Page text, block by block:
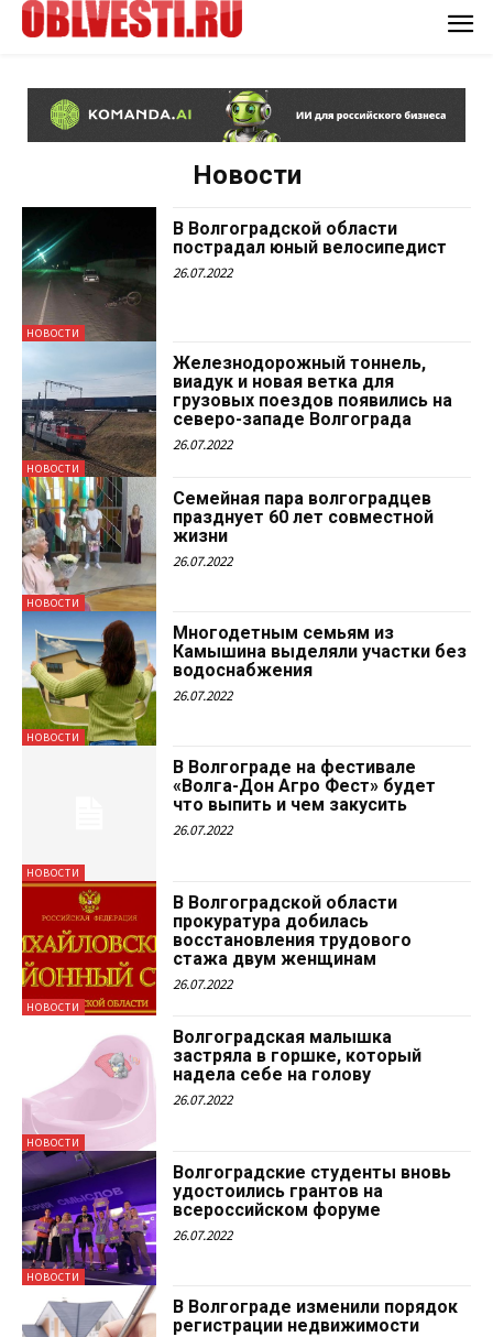
Новости
НОВОСТИ
В Волгоградской области
пострадал юный велосипедист
26.07.2022
НОВОСТИ
Железнодорожный тоннель,
виадук и новая ветка для
грузовых поездов появились на
северо-западе Волгограда
26.07.2022
НОВОСТИ
Семейная пара волгоградцев
празднует 60 лет совместной
жизни
26.07.2022
НОВОСТИ
Многодетным семьям из
Камышина выделяли участки без
водоснабжения
26.07.2022
НОВОСТИ
В Волгограде на фестивале
«Волга-Дон Агро Фест» будет
что выпить и чем закусить
26.07.2022
НОВОСТИ
В Волгоградской области
прокуратура добилась
восстановления трудового
стажа двум женщинам
26.07.2022
НОВОСТИ
Волгоградская малышка
застряла в горшке, который
надела себе на голову
26.07.2022
НОВОСТИ
Волгоградские студенты вновь
удостоились грантов на
всероссийском форуме
26.07.2022
В Волгограде изменили порядок
регистрации недвижимости